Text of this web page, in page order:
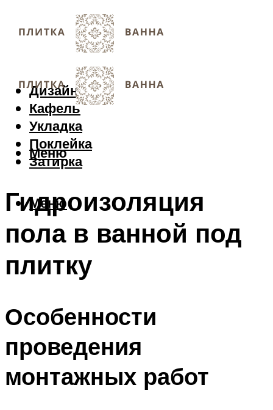
Дизайн
Кафель
Укладка
Поклейка
Затирка
Меню
Меню
Гидроизоляция
пола в ванной под
плитку
Особенности
проведения
монтажных работ